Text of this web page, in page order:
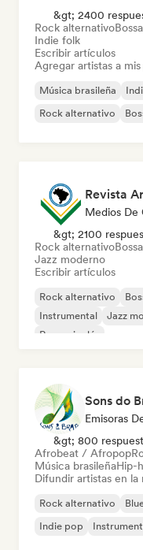
&gt; 2400
Rock alternativo
Indie folk
Escribir artículos
Agregar artistas a
Música brasileña
Rock alternativo
Revista
Medios De
&gt; 2100
Rock alternativo
Jazz moderno
Escribir artículos
Rock alternativo
Instrumental
Jazz
Rap en inglés
Sons do
Emisoras
&gt; 800
Afrobeat / Afropop
Música brasileñaHip-
Difundir artistas en la
Rock alternativo
Indie pop